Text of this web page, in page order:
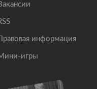
Правовая информация
игры